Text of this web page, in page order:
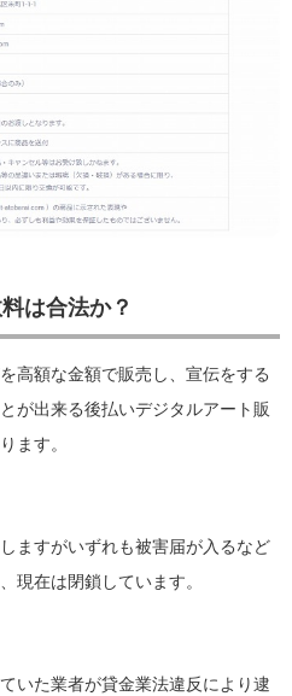
は合法か？
高額な金額で販売し、宣伝をする
が出来る後払いデジタルアート販
ます。
ますがいずれも被害届が入るなど
現在は閉鎖しています。
いた業者が貸金業法違反により逮